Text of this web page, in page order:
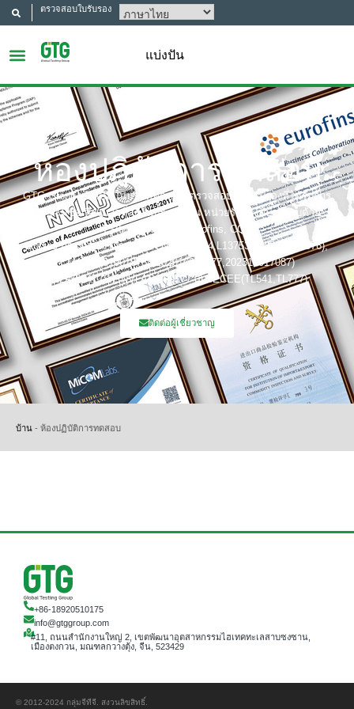
ตรวจสอบใบรับรอง
แบ่งปัน
ห้องปฏิบัติการทดสอบ
GTG Group เป็นหนึ่งในบริษัททดสอบ ตรวจสอบ และรับรองที่ได้รับการ
ยอมรับและมีชื่อเสียงมากที่สุดในประเทศจีน หน่วยรับรองที่ประกอบด้วย: UL,
ITS(Intertek),TÜV, Eurofins, CQC,
Bobies การรับรองซึ่งรวมถึง: CNAS(L6214,L13753,L18872,IB1376),
CMA(201819013768,202019014977,202319017087)
A2LA(6947.01), NVLAP(600177-0), IECEE(TL541,TL777)
ติดต่อผู้เชี่ยวชาญ
บ้าน - ห้องปฏิบัติการทดสอบ
+86-18920510175
info@gtggroup.com
#11, ถนนสำนักงานใหญ่ 2, เขตพัฒนาอุตสาหกรรมไฮเทคทะเลสาบซงซาน,
เมืองตงกวน, มณฑลกวางตุ้ง, จีน, 523429
© 2012-2024 กลุ่มจีทีจี. สงวนลิขสิทธิ์.